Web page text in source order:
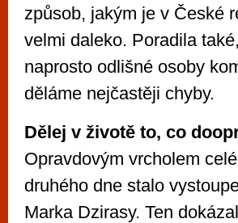
způsob, jakým je v České
velmi daleko. Poradila
naprosto odlišné osoby
děláme nejčastěji chyby.
Dělej v životě to, co
Opravdovým vrcholem
druhého dne stalo
Marka Dzirasy. Ten